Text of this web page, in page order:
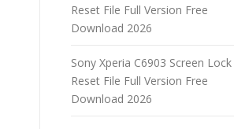
Reset File Full Version Free
Download 2026
Sony Xperia C6903 Screen Lock
Reset File Full Version Free
Download 2026